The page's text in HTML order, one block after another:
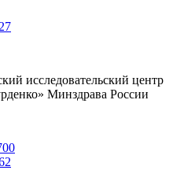
исследовательский центр
Минздрава России